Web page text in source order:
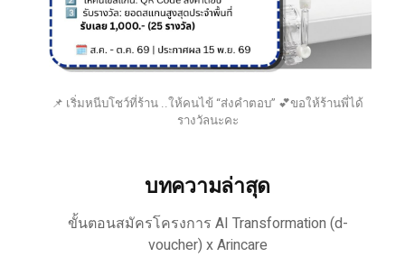
📌 เริ่มหนีบโชว์ที่ร้าน ..ให้คนไข้ “ส่งคำตอบ” 💕ขอให้ร้านพี่ได้
รางวัลนะคะ
บทความล่าสุด
ขั้นตอนสมัครโครงการ AI Transformation (d-
voucher) x Arincare